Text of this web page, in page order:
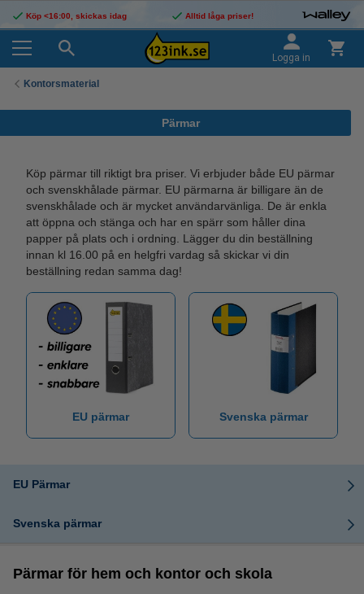
Köp <16:00, skickas idag Alltid låga priser!
Logga in
Kontorsmaterial
Pärmar
Köp pärmar till riktigt bra priser. Vi erbjuder både EU pärmar
och svenskhålade pärmar. EU pärmarna är billigare än de
svenskhålade och är mycket användarvänliga. De är enkla
att öppna och stänga och har en spärr som håller dina
papper på plats och i ordning. Lägger du din beställning
innan kl 16.00 på en helgfri vardag så skickar vi din
beställning redan samma dag!
EU pärmar Svenska pärmar
EU Pärmar
Svenska pärmar
Pärmar för hem och kontor och skola